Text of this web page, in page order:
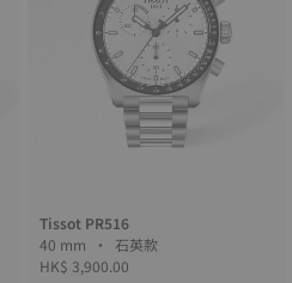
Tissot PR516
40 mm • 石英款
HK$ 3,900.00